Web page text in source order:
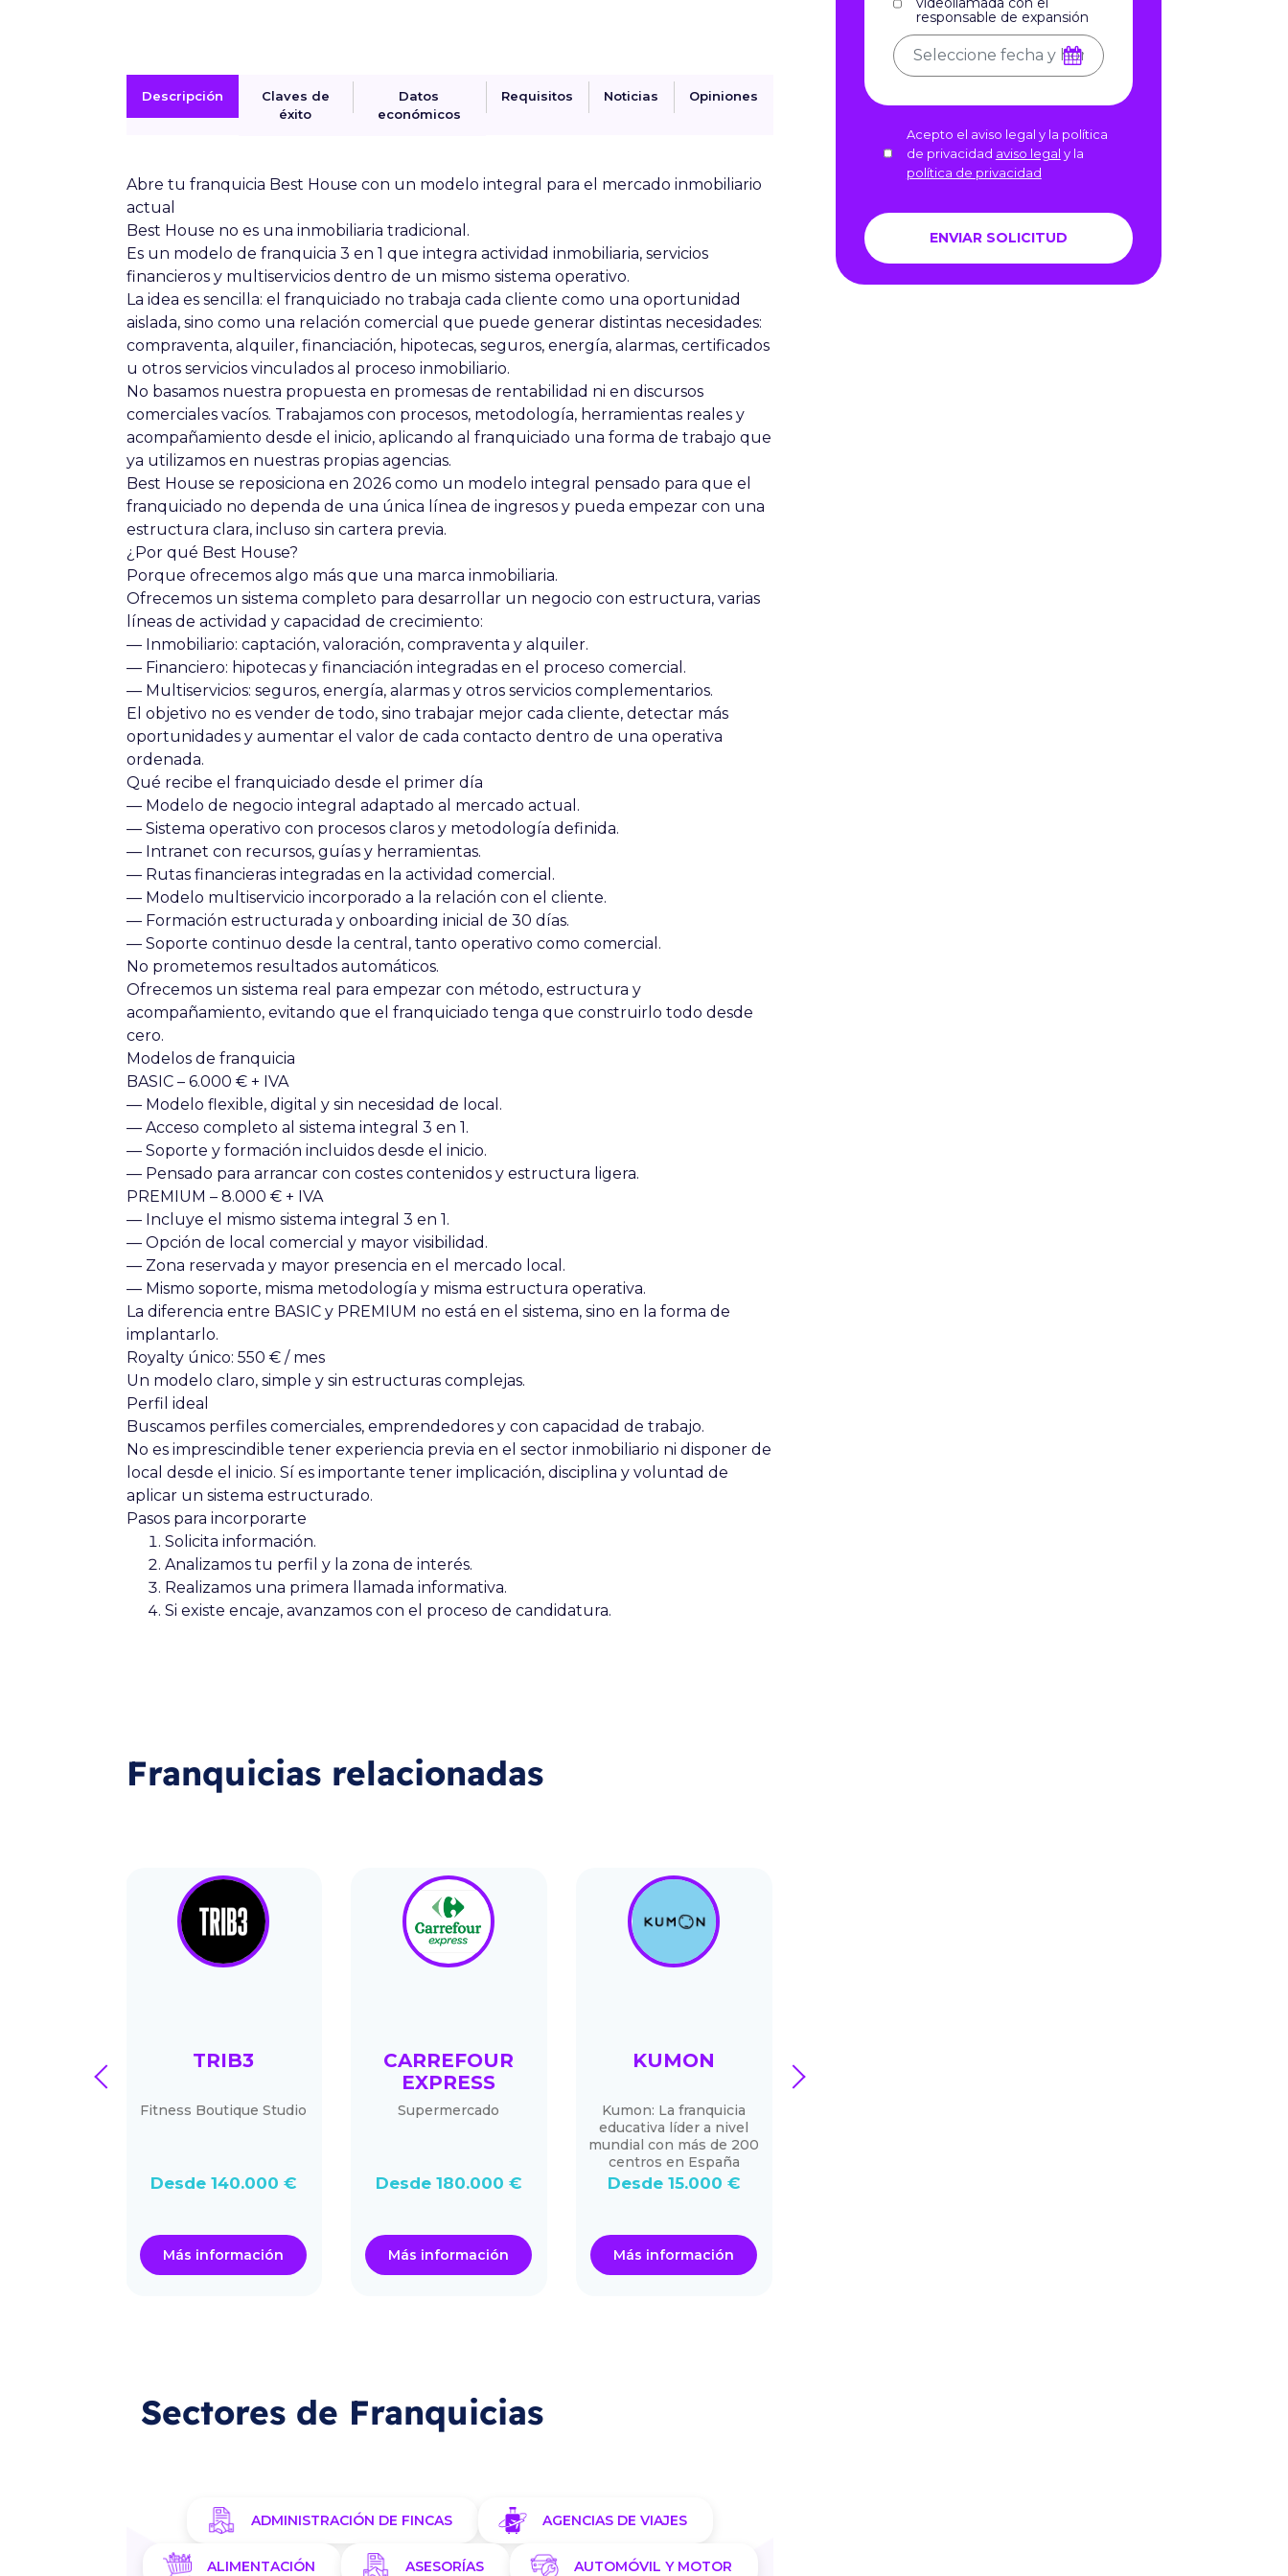
Descripción
Claves de
éxito
Datos
económicos
Requisitos Noticias Opiniones
Abre tu franquicia Best House con un modelo integral para el mercado inmobiliario
actual
Best House no es una inmobiliaria tradicional .
Es un modelo de franquicia 3 en 1 que integra actividad inmobiliaria, servicios
financieros y multiservicios dentro de un mismo sistema operativo.
La idea es sencilla: el franquiciado no trabaja cada cliente como una oportunidad
aislada, sino como una relación comercial que puede generar distintas necesidades:
compraventa, alquiler, financiación, hipotecas, seguros, energía, alarmas, certificados
u otros servicios vinculados al proceso inmobiliario.
No basamos nuestra propuesta en promesas de rentabilidad ni en discursos
comerciales vacíos. Trabajamos con procesos, metodología, herramientas reales y
acompañamiento desde el inicio, aplicando al franquiciado una forma de trabajo que
ya utilizamos en nuestras propias agencias.
Best House se reposiciona en 2026 como un modelo integral pensado para que el
franquiciado no dependa de una única línea de ingresos y pueda empezar con una
estructura clara, incluso sin cartera previa.
¿Por qué Best House?
Porque ofrecemos algo más que una marca inmobiliaria.
Ofrecemos un sistema completo para desarrollar un negocio con estructura, varias
líneas de actividad y capacidad de crecimiento:
— Inmobiliario: captación, valoración, compraventa y alquiler.
— Financiero: hipotecas y financiación integradas en el proceso comercial.
— Multiservicios: seguros, energía, alarmas y otros servicios complementarios.
El objetivo no es vender de todo, sino trabajar mejor cada cliente, detectar más
oportunidades y aumentar el valor de cada contacto dentro de una operativa
ordenada.
Qué recibe el franquiciado desde el primer día
— Modelo de negocio integral adaptado al mercado actual.
— Sistema operativo con procesos claros y metodología definida.
— Intranet con recursos, guías y herramientas.
— Rutas financieras integradas en la actividad comercial.
— Modelo multiservicio incorporado a la relación con el cliente.
— Formación estructurada y onboarding inicial de 30 días.
— Soporte continuo desde la central, tanto operativo como comercial.
No prometemos resultados automáticos.
Ofrecemos un sistema real para empezar con método, estructura y
acompañamiento, evitando que el franquiciado tenga que construirlo todo desde
cero.
Modelos de franquicia
BASIC – 6.000 € + IVA
— Modelo flexible, digital y sin necesidad de local .
— Acceso completo al sistema integral 3 en 1.
— Soporte y formación incluidos desde el inicio.
— Pensado para arrancar con costes contenidos y estructura ligera.
PREMIUM – 8.000 € + IVA
— Incluye el mismo sistema integral 3 en 1.
— Opción de local comercial y mayor visibilidad.
— Zona reservada y mayor presencia en el mercado local.
— Mismo soporte, misma metodología y misma estructura operativa.
La diferencia entre BASIC y PREMIUM no está en el sistema, sino en la forma de
implantarlo.
Royalty único: 550 € / mes
Un modelo claro, simple y sin estructuras complejas.
Perfil ideal
Buscamos perfiles comerciales, emprendedores y con capacidad de trabajo.
No es imprescindible tener experiencia previa en el sector inmobiliario ni disponer de
local desde el inicio. Sí es importante tener implicación, disciplina y voluntad de
aplicar un sistema estructurado.
Pasos para incorporarte
Solicita información.
Analizamos tu perfil y la zona de interés.
Realizamos una primera llamada informativa.
Si existe encaje, avanzamos con el proceso de candidatura.
Franquicias relacionadas
TRIB3
Fitness Boutique Studio
Desde 140.000 €
Más información
CARREFOUR
EXPRESS
Supermercado
Desde 180.000 €
Más información
KUMON
Kumon: La franquicia
educativa líder a nivel
mundial con más de 200
centros en España
Desde 15.000 €
Más información
prev next
Sectores de Franquicias
ADMINISTRACIÓN DE FINCAS AGENCIAS DE VIAJES
ALIMENTACIÓN ASESORÍAS AUTOMÓVIL Y MOTOR
responsable de expansión
Acepto el aviso legal y la política
de privacidad aviso legal y la
política de privacidad